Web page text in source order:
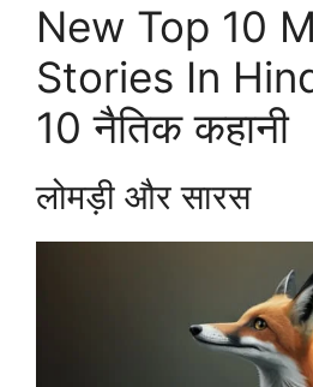
New Top 10
Stories In
10 नैतिक कहानी
लोमड़ी और सारस